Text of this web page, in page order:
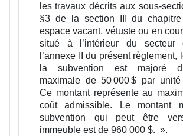
les travaux décrits aux sous-
§3 de la section III du
espace vacant, vétuste ou en
situé à l’intérieur du secteur
l’annexe II du présent règlement,
la subvention est majoré
maximale de 50 000 $ par unité
Ce montant représente au
coût admissible. Le montant
subvention qui peut être
immeuble est de 960 000 $. ».